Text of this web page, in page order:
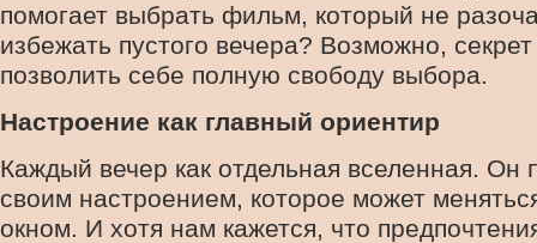
помогает выбрать фильм, который не
избежать пустого вечера? Возможно,
позволить себе полную свободу выбора.
Настроение как главный ориентир
Каждый вечер как отдельная вселенная. Он
своим настроением, которое может
окном. И хотя нам кажется, что